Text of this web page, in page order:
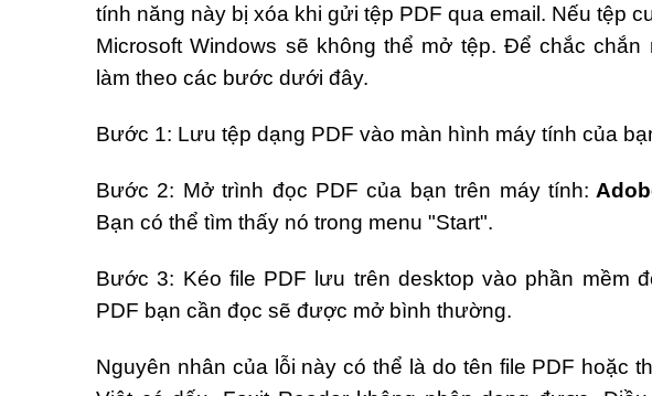
tính năng này bị xóa khi gửi tệp PDF qua email. Nếu tệp
Microsoft Windows sẽ không thể mở tệp. Để chắc
làm theo các bước dưới đây.
Bước 1: Lưu tệp dạng PDF vào màn hình máy tính của
Bước 2: Mở trình đọc PDF của bạn trên máy tính:
Bạn có thể tìm thấy nó trong menu "Start".
Bước 3: Kéo file PDF lưu trên desktop vào phần mềm
PDF bạn cần đọc sẽ được mở bình thường.
Nguyên nhân của lỗi này có thể là do tên file PDF hoặc